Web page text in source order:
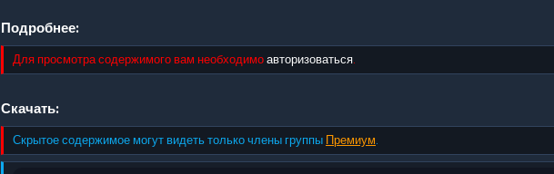
Подробнее:
Для просмотра содержимого вам необходимо авторизоваться
Скачать:
Скрытое содержимое могут видеть только члены группы Премиум